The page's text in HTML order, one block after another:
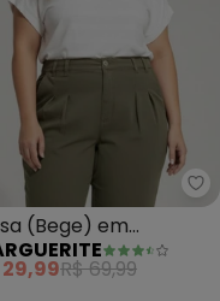
- Blusa (Branco)
(Bege) em
29,99R$ 69,99